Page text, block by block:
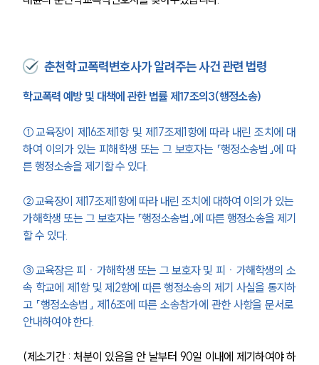
춘천학교폭력변호사가 알려주는 사건 관련 법령
학교폭력 예방 및 대책에 관한 법률 제17조의3(행정소송)
①교육장이 제16조제1항 및 제17조제1항에 따라 내린 조치에 대
하여 이의가 있는 피해학생 또는 그 보호자는 「행정소송법」에 따
른 행정소송을 제기할 수 있다.
②교육장이 제17조제1항에 따라 내린 조치에 대하여 이의가 있는
가해학생 또는 그 보호자는 「행정소송법」에 따른 행정소송을 제기
할 수 있다.
③교육장은 피ㆍ가해학생 또는 그 보호자 및 피ㆍ가해학생의 소
속 학교에 제1항 및 제2항에 따른 행정소송의 제기 사실을 통지하
고 「행정소송법」 제16조에 따른 소송참가에 관한 사항을 문서로
안내하여야 한다.
(제소기간 : 처분이 있음을 안 날부터 90일 이내에 제기하여야 하